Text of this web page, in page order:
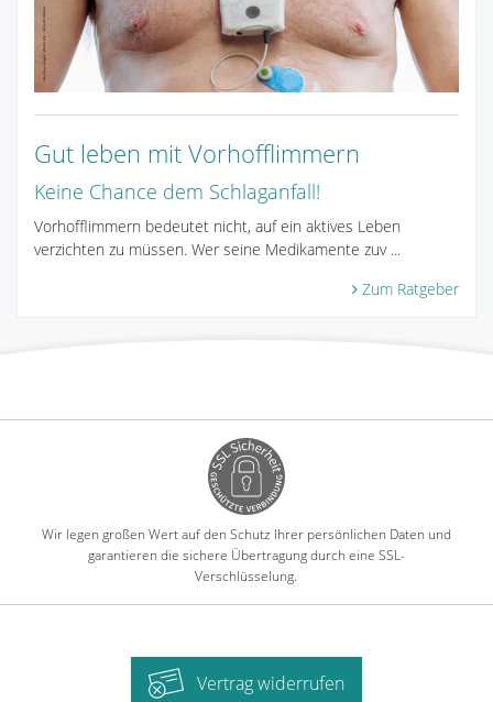
Gut leben mit Vorhofflimmern
Keine Chance dem Schlaganfall!
Vorhofflimmern bedeutet nicht, auf ein aktives Leben
verzichten zu müssen. Wer seine Medikamente zuv ...
Zum Ratgeber
Wir legen großen Wert auf den Schutz Ihrer persönlichen Daten und
garantieren die sichere Übertragung durch eine SSL-
Verschlüsselung.
Vertrag widerrufen